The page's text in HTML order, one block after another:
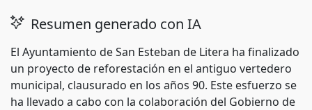
Resumen generado con IA
El Ayuntamiento de San Esteban de Litera ha finalizado
un proyecto de reforestación en el antiguo vertedero
municipal, clausurado en los años 90. Este esfuerzo se
ha llevado a cabo con la colaboración del Gobierno de